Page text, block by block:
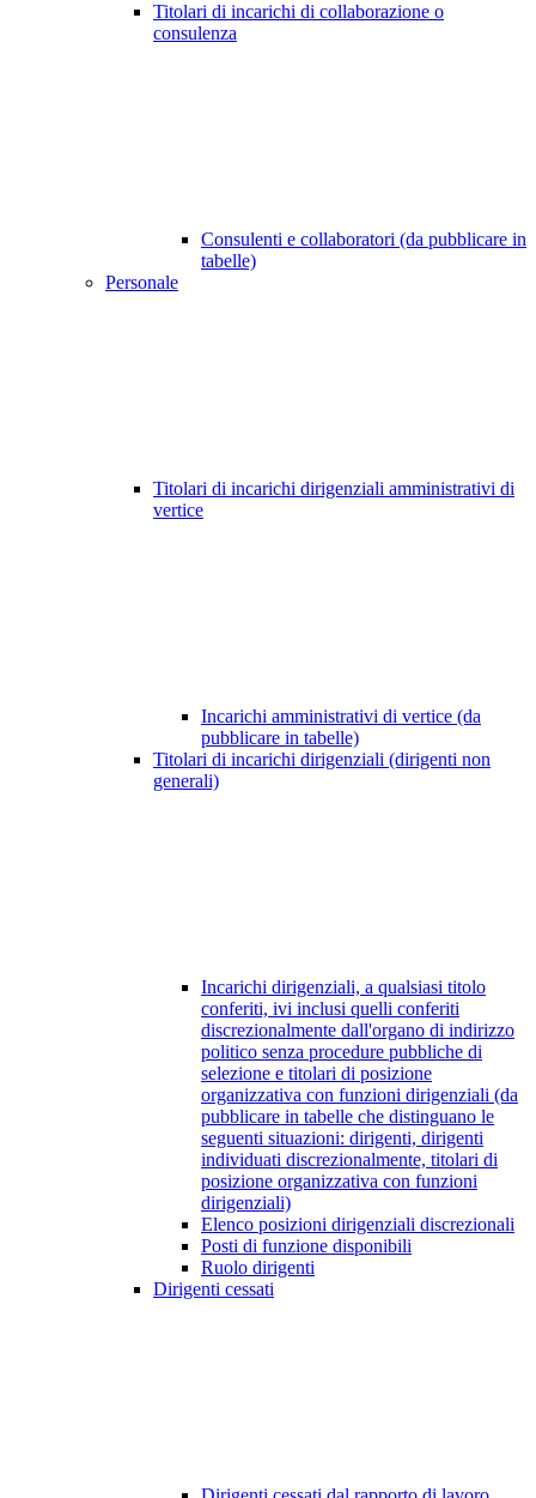
Titolari di incarichi di collaborazione o
consulenza
Consulenti e collaboratori (da pubblicare in
tabelle)
Personale
Titolari di incarichi dirigenziali amministrativi di
vertice
Incarichi amministrativi di vertice (da
pubblicare in tabelle)
Titolari di incarichi dirigenziali (dirigenti non
generali)
Incarichi dirigenziali, a qualsiasi titolo
conferiti, ivi inclusi quelli conferiti
discrezionalmente dall'organo di indirizzo
politico senza procedure pubbliche di
selezione e titolari di posizione
organizzativa con funzioni dirigenziali (da
pubblicare in tabelle che distinguano le
seguenti situazioni: dirigenti, dirigenti
individuati discrezionalmente, titolari di
posizione organizzativa con funzioni
dirigenziali)
Elenco posizioni dirigenziali discrezionali
Posti di funzione disponibili
Ruolo dirigenti
Dirigenti cessati